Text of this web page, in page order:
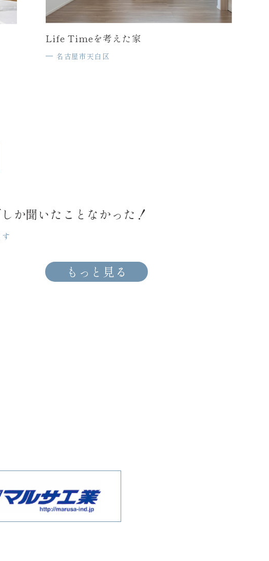
Life Timeを考えた家
名古屋市天白区
か聞いたことなかった！
もっと見る